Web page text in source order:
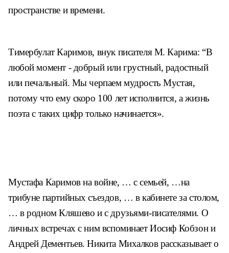
пространстве и времени.
Тимербулат Каримов, внук писателя М. Карима: “В
любой момент - добрый или грустный, радостный
или печальный. Мы черпаем мудрость Мустая,
потому что ему скоро 100 лет исполнится, а жизнь
поэта с таких цифр только начинается».
Мустафа Каримов на войне, … с семьей, …на
трибуне партийных съездов, … в кабинете за столом,
… в родном Кляшево и с друзьями-писателями. О
личных встречах с ним вспоминает Иосиф Кобзон и
Андрей Дементьев. Никита Михалков рассказывает о